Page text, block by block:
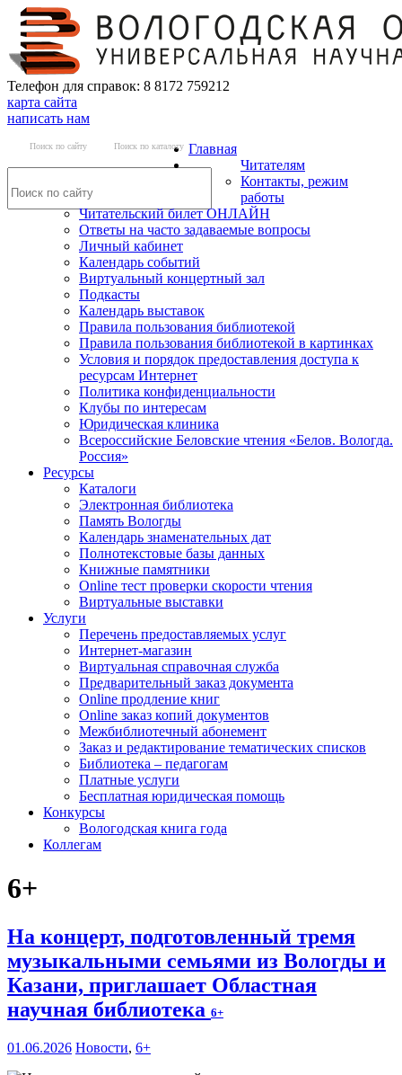
Телефон для справок: 8 8172 759212
карта сайта
написать нам
Поиск по сайту Поиск по каталогу Главная
Читателям
Контакты, режим
работы
Читательский билет ОНЛАЙН
Ответы на часто задаваемые вопросы
Личный кабинет
Календарь событий
Виртуальный концертный зал
Подкасты
Календарь выставок
Правила пользования библиотекой
Правила пользования библиотекой в картинках
Условия и порядок предоставления доступа к
ресурсам Интернет
Политика конфиденциальности
Клубы по интересам
Юридическая клиника
Всероссийские Беловские чтения «Белов. Вологда.
Россия»
Ресурсы
Каталоги
Электронная библиотека
Память Вологды
Календарь знаменательных дат
Полнотекстовые базы данных
Книжные памятники
Online тест проверки скорости чтения
Виртуальные выставки
Услуги
Перечень предоставляемых услуг
Интернет-магазин
Виртуальная справочная служба
Предварительный заказ документа
Online продление книг
Online заказ копий документов
Межбиблиотечный абонемент
Заказ и редактирование тематических списков
Библиотека – педагогам
Платные услуги
Бесплатная юридическая помощь
Конкурсы
Вологодская книга года
Коллегам
6+
На концерт, подготовленный тремя
музыкальными семьями из Вологды и
Казани, приглашает Областная
научная библиотека 6+
01.06.2026 Новости, 6+